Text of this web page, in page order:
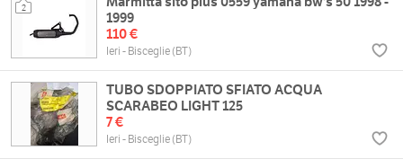
2
1999
110 €
Ieri - Bisceglie (BT)
TUBO SDOPPIATO SFIATO ACQUA
SCARABEO LIGHT 125
7 €
Ieri - Bisceglie (BT)